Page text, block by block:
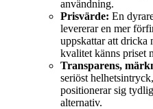
användning.
Prisvärde: En
levererar en mer
uppskattar att dricka
kvalitet känns priset
Transparens,
seriöst
positionerar sig
alternativ.